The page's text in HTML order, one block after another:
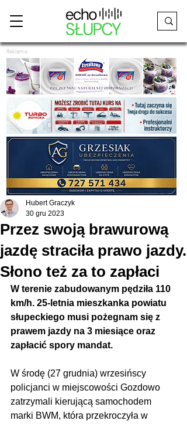
Reklama
Przez swoją brawurową
jazdę straciła prawo jazdy.
Słono też za to zapłaci
Hubert Graczyk
30 gru 2023
W terenie zabudowanym pędziła 110
km/h. 25-letnia mieszkanka powiatu
słupeckiego musi pożegnam się z
prawem jazdy na 3 miesiące oraz
zapłacić spory mandat.
W środę (27 grudnia) wrzesińscy
policjanci w miejscowości Gozdowo
zatrzymali kierującą samochodem
marki BWM, która przekroczyła w